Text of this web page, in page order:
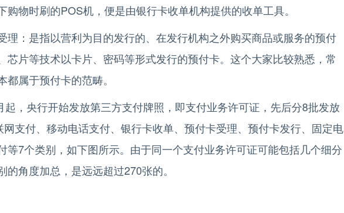
购物时刷的POS机，便是由银行卡收单机构提供的收单工具。
：是指以营利为目的发行的、在发行机构之外购买商品或服务的预付
芯片等技术以卡片、密码等形式发行的预付卡。这个大家比较熟悉，常
属于预付卡的范畴。
，央行开始发放第三方支付牌照，即支付业务许可证，先后分8批发放
支付、移动电话支付、银行卡收单、预付卡受理、预付卡发行、固定电
等7个类别，如下图所示。由于同一个支付业务许可证可能包括几个细分
角度加总，是远远超过270张的。